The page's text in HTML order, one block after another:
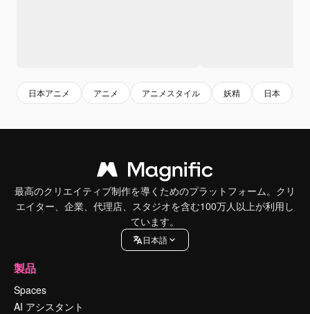
日本アニメ アニメ アニメスタイル 妖精 日本
最高のクリエイティブ制作を導くためのプラットフォーム。クリ
エイター、企業、代理店、スタジオを含む100万人以上が利用し
ています。
日本語
製品
Spaces
AI アシスタント